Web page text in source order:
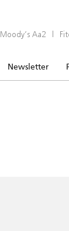
Moody’s Aa2 |
Newsletter